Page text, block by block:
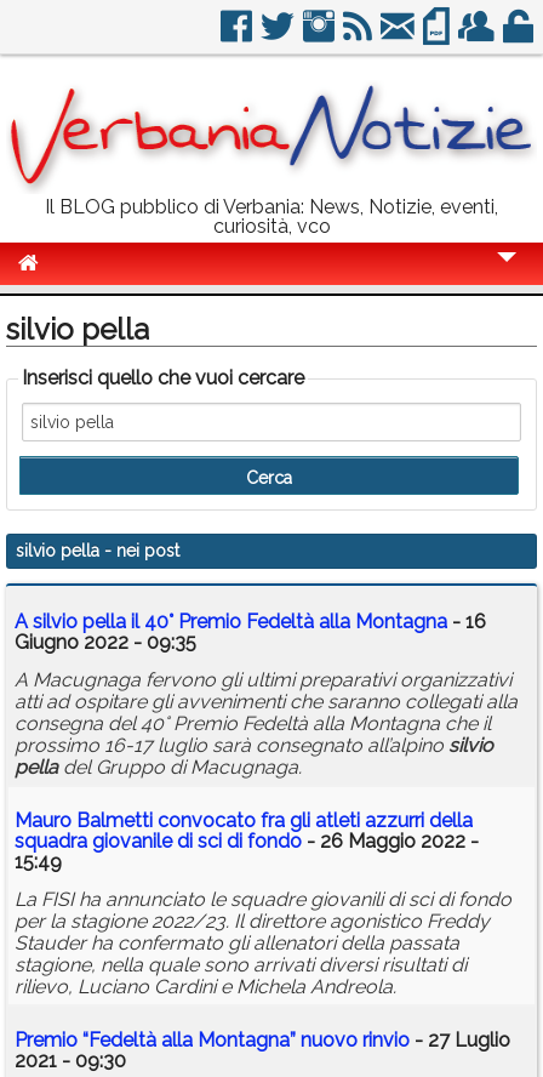
Il BLOG pubblico di Verbania: News, Notizie, eventi,
curiosità, vco
Politica
Sport
Eventi
Info Utili
Rubriche
Calendario
Annunci
silvio pella
Inserisci quello che vuoi cercare
silvio pella - nei post
Asilvio pella il 40° Premio Fedeltà alla Montagna - 16
Giugno 2022 - 09:35
A Macugnaga fervono gli ultimi preparativi organizzativi
atti ad ospitare gli avvenimenti che saranno collegati alla
consegna del 40° Premio Fedeltà alla Montagna che il
prossimo 16-17 luglio sarà consegnato all’alpino silvio
pelladel Gruppo di Macugnaga.
Mauro Balmetti convocato fra gli atleti azzurri della
squadra giovanile di sci di fondo - 26 Maggio 2022 -
15:49
La FISI ha annunciato le squadre giovanili di sci di fondo
per la stagione 2022/23. Il direttore agonistico Freddy
Stauder ha confermato gli allenatori della passata
stagione, nella quale sono arrivati diversi risultati di
rilievo, Luciano Cardini e Michela Andreola.
Premio “Fedeltà alla Montagna” nuovo rinvio - 27 Luglio
2021 - 09:30